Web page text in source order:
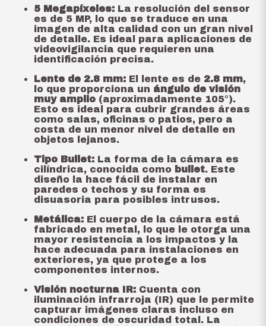
5 Megapíxeles:La resolución del sensor
es de 5 MP, lo que se traduce en una
imagen de alta calidad con un gran nivel
de detalle. Es ideal para aplicaciones de
videovigilancia que requieren una
identificación precisa.
Lente de 2.8 mm:El lente es de 2.8 mm,
lo que proporciona un ángulo de visión
muy amplio(aproximadamente 105°).
Esto es ideal para cubrir grandes áreas
como salas, oficinas o patios, pero a
costa de un menor nivel de detalle en
objetos lejanos.
Tipo Bullet:La forma de la cámara es
cilíndrica, conocida como bullet. Este
diseño la hace fácil de instalar en
paredes o techos y su forma es
disuasoria para posibles intrusos.
Metálica:El cuerpo de la cámara está
fabricado en metal, lo que le otorga una
mayor resistencia a los impactos y la
hace adecuada para instalaciones en
exteriores, ya que protege a los
componentes internos.
Visión nocturna IR:Cuenta con
iluminación infrarroja (IR) que le permite
capturar imágenes claras incluso en
condiciones de oscuridad total. La